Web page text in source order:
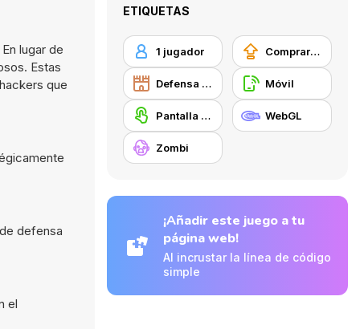
lugar de
Estas
que
defensa
el
ETIQUETAS
1 jugador Comprar mejoras de equipamiento
Defensa de Torre Móvil
Pantalla táctil WebGL
Zombi
¡Añadir este juego a tu
página web!
Al incrustar la línea de código
simple